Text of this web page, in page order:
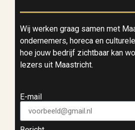
Wij werken graag samen met
ondernemers, horeca en
hoe jouw bedrijf zichtbaar kan
lezers uit Maastricht.
E-mail